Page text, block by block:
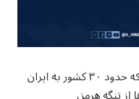
ایران بالعربیه گزارش داده است که حدود ۳۰ کشور به ایران